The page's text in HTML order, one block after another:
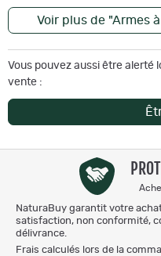
Voir plus de "Armes
Vous pouvez aussi être alerté
vente :
NaturaBuy garantit votre
satisfaction, non conformité,
délivrance.
Frais calculés lors de la